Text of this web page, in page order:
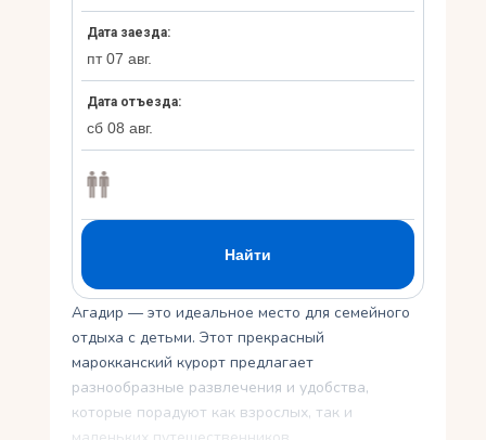
Агадир — это идеальное место для семейного
отдыха с детьми. Этот прекрасный
марокканский курорт предлагает
разнообразные развлечения и удобства,
которые порадуют как взрослых, так и